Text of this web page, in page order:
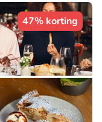
47% korting